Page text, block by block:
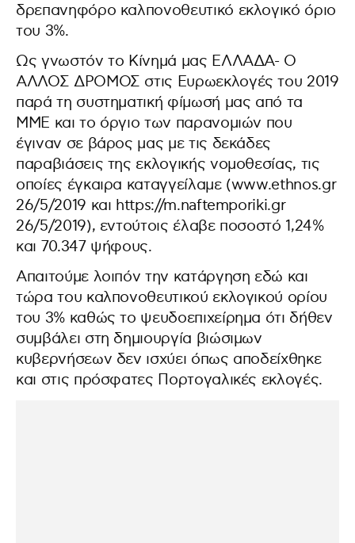
δρεπανηφόρο καλπονοθευτικό εκλογικό όριο
του 3%.
Ως γνωστόν το Κίνημά μας ΕΛΛΑΔΑ- Ο
ΑΛΛΟΣ ΔΡΟΜΟΣ στις Ευρωεκλογές του 2019
παρά τη συστηματική φίμωσή μας από τα
ΜΜΕ και το όργιο των παρανομιών που
έγιναν σε βάρος μας με τις δεκάδες
παραβιάσεις της εκλογικής νομοθεσίας, τις
οποίες έγκαιρα καταγγείλαμε (www.ethnos.gr
26/5/2019 και https://m.naftemporiki.gr
26/5/2019), εντούτοις έλαβε ποσοστό 1,24%
και 70.347 ψήφους.
Απαιτούμε λοιπόν την κατάργηση εδώ και
τώρα του καλπονοθευτικού εκλογικού ορίου
του 3% καθώς το ψευδοεπιχείρημα ότι δήθεν
συμβάλει στη δημιουργία βιώσιμων
κυβερνήσεων δεν ισχύει όπως αποδείχθηκε
και στις πρόσφατες Πορτογαλικές εκλογές.